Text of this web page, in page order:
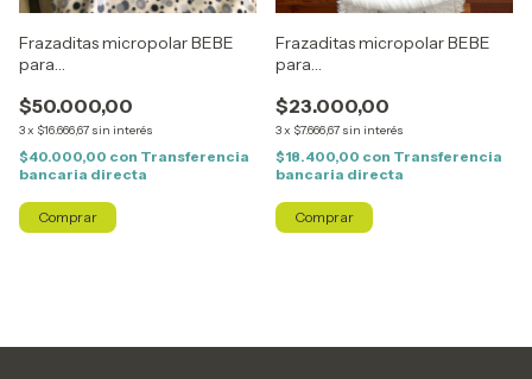
Frazaditas micropolar BEBE
para
FUNCIONAL
$50.000,00
3x $16.666,67 sin interés
$40.000,00 con Transferencia
bancaria directa
Comprar
Frazaditas micropolar BEBE
para
$23.000,00
3x $7.666,67 sin interés
$18.400,00 con Transferencia
bancaria directa
Comprar